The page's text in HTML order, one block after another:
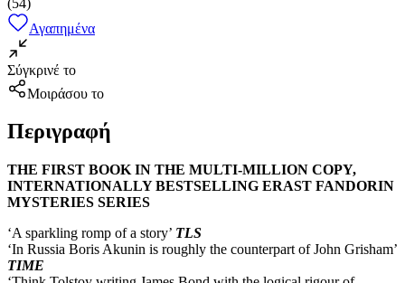
Αγαπημένα
Σύγκρινέ το
Μοιράσου το
Περιγραφή
THE FIRST BOOK IN THE MULTI-MILLION COPY,
INTERNATIONALLY BESTSELLING ERAST FANDORIN
MYSTERIES SERIES
‘A sparkling romp of a story’ TLS
‘In Russia Boris Akunin is roughly the counterpart of John Grisham’
TIME